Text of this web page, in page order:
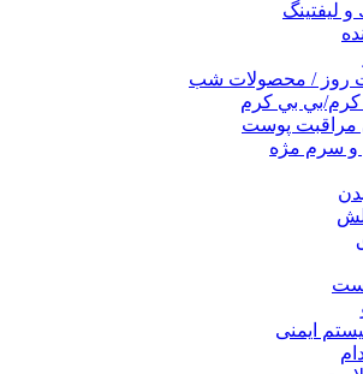
ليفتينگ
روز / محصولات شب
بي بي كرم
پوست
سرم مژه
ایمنی